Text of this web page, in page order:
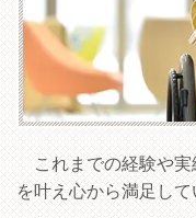
これまでの経験や実
を叶え心から満足して